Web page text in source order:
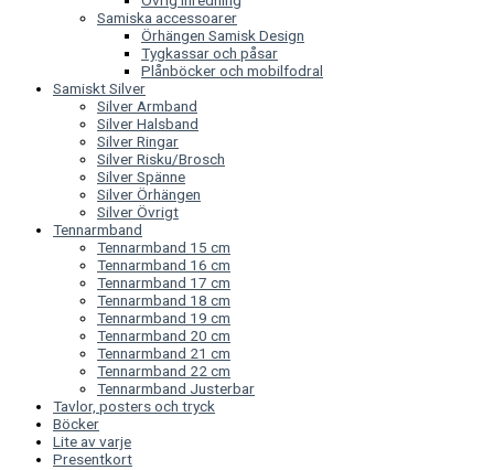
Samiska accessoarer
Örhängen Samisk Design
Tygkassar och påsar
Plånböcker och mobilfodral
Samiskt Silver
Silver Armband
Silver Halsband
Silver Ringar
Silver Risku/Brosch
Silver Spänne
Silver Örhängen
Silver Övrigt
Tennarmband
Tennarmband 15 cm
Tennarmband 16 cm
Tennarmband 17 cm
Tennarmband 18 cm
Tennarmband 19 cm
Tennarmband 20 cm
Tennarmband 21 cm
Tennarmband 22 cm
Tennarmband Justerbar
Tavlor, posters och tryck
Böcker
Lite av varje
Presentkort